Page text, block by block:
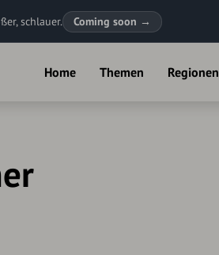
schlauer. Coming soon →
Home Themen Regionen